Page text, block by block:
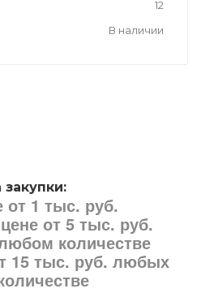
12
В наличии
от 1 тыс. руб.
от 5 тыс. руб.
количестве
15 тыс. руб. любых